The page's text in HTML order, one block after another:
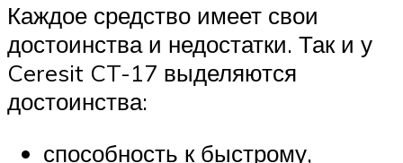
Каждое средство имеет свои
достоинства и недостатки. Так и у
Ceresit CT-17 выделяются
достоинства:
способность к быстрому,